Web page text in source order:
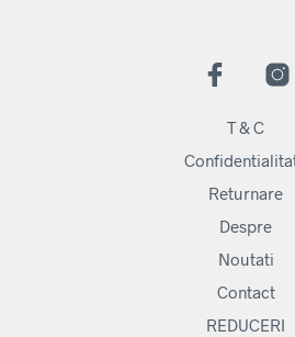
T & C
Returnare
Despre
Noutati
Contact
REDUCERI